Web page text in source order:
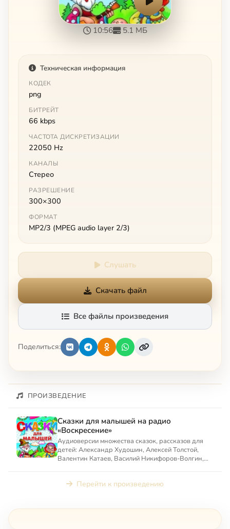
10:56 5.1 МБ
Техническая информация
КОДЕК
png
БИТРЕЙТ
66 kbps
ЧАСТОТА ДИСКРЕТИЗАЦИИ
22050 Hz
КАНАЛЫ
Стерео
РАЗРЕШЕНИЕ
300×300
ФОРМАТ
MP2/3 (MPEG audio layer 2/3)
Слушать
Скачать файл
Все файлы произведения
Поделиться:
ПРОИЗВЕДЕНИЕ
Сказки для малышей на радио
«Воскресение»
Аудиоверсии множества сказок, рассказов для
детей: Александр Худошин, Алексей Толстой,
Валентин Катаев, Василий Никифоров-Волгин,
Перейти к произведению